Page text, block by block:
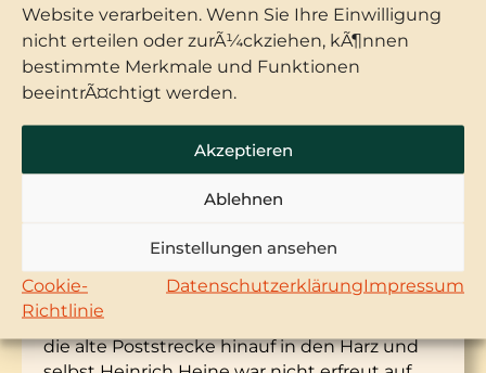
Website verarbeiten. Wenn Sie Ihre Einwilligung
nicht erteilen oder zurÃ¼ckziehen, kÃ¶nnen
bestimmte Merkmale und Funktionen
beeintrÃ¤chtigt werden.
Akzeptieren
Ablehnen
Einstellungen ansehen
Cookie-
Richtlinie
DatenschutzerklärungImpressum
Herbst ein weiteres Café mit leckeren
Kuchenangeboten geöffnet. Also ein Weg
mit einem verlockenden Ziel.
Tipp 3 – das legendäre
Josephskreuz
Die Wanderung hinauf zum Kreuz gehört
Stolbergbesuchs.
Ca. 5 km lang ist die Strecke, die alte
Auerbergstraße hinauf bis zum Gipfel. Doch
Sie wandern auf historischen Pfaden, Es war
die alte Poststrecke hinauf in den Harz und